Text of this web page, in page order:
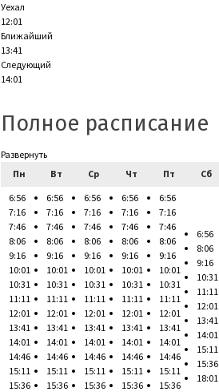
Уехал
12:01
Ближайший
13:41
Следующий
14:01
Полное расписание
Развернуть
Пн
Вт Ср Чт Пт Сб
6:56
7:16
7:46
8:06
9:16
10:01
10:31
11:11
12:01
13:41
14:01
14:46
15:11
15:36
6:56
7:16
7:46
8:06
9:16
10:01
10:31
11:11
12:01
13:41
14:01
14:46
15:11
15:36
6:56
7:16
7:46
8:06
9:16
10:01
10:31
11:11
12:01
13:41
14:01
14:46
15:11
15:36
6:56
7:16
7:46
8:06
9:16
10:01
10:31
11:11
12:01
13:41
14:01
14:46
15:11
15:36
6:56
7:16
7:46
8:06
9:16
10:01
10:31
11:11
12:01
13:41
14:01
14:46
15:11
15:36
6:56
8:06
9:16
10:31
11:11
12:01
13:41
14:01
15:11
15:36
18:01